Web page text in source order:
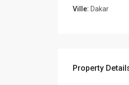
Ville: Dakar
Property